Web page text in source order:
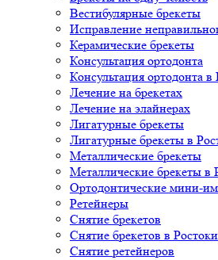
Вестибулярные брекеты
Исправление
Керамические брекеты
Консультация ортодонта
Консультация ортодонта в
Лечение на брекетах
Лечение на элайнерах
Лигатурные брекеты
Лигатурные брекеты в
Металлические брекеты
Металлические брекеты в
Ортодонтические мини-
Ретейнеры
Снятие брекетов
Снятие брекетов в
Снятие ретейнеров